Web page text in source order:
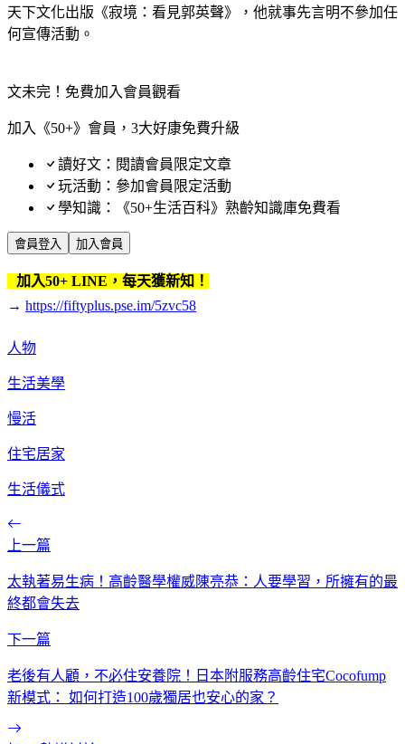
天下文化出版《寂境：看見郭英聲》，他就事先言明不參加任
何宣傳活動。
文未完！免費加入會員觀看
加入《50+》會員，3大好康免費升級
讀好文：閱讀會員限定文章
玩活動：參加會員限定活動
學知識：《50+生活百科》熟齡知識庫免費看
會員登入 加入會員
加入50+ LINE，每天獲新知！
→ https://fiftyplus.pse.im/5zvc58
人物
生活美學
慢活
住宅居家
生活儀式
上一篇
太執著易生病！高齡醫學權威陳亮恭：人要學習，所擁有的最
終都會失去
下一篇
老後有人顧，不必住安養院！日本附服務高齡住宅Cocofump
新模式： 如何打造100歲獨居也安心的家？